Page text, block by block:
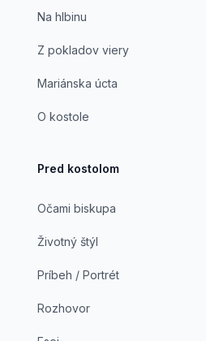
Na hlbinu
Z pokladov viery
Mariánska úcta
O kostole
Pred kostolom
Očami biskupa
Životný štýl
Príbeh / Portrét
Rozhovor